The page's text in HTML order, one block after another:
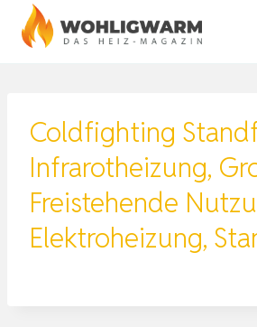
Zum
Inhalt
Coldfighting
Infrarotheizung,
Freistehende
Elektroheizung,